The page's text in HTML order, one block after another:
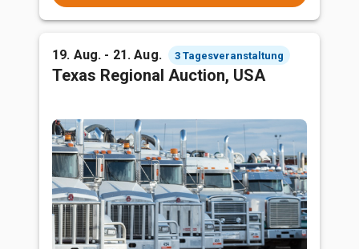
19. Aug. - 21. Aug. 3 Tagesveranstaltung
Texas Regional Auction, USA